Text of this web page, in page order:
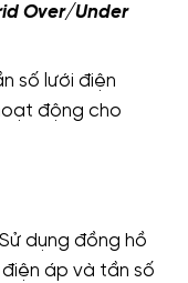
Over/Under
số lưới điện
động cho
Sử dụng đồng hồ
áp và tần số